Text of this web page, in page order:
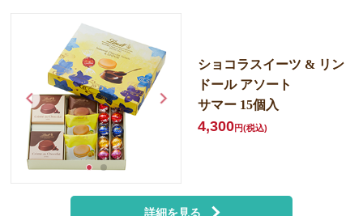
ショコラスイーツ & リン
ドール アソート
サマー 15個入
4,300円(税込)
詳細を見る